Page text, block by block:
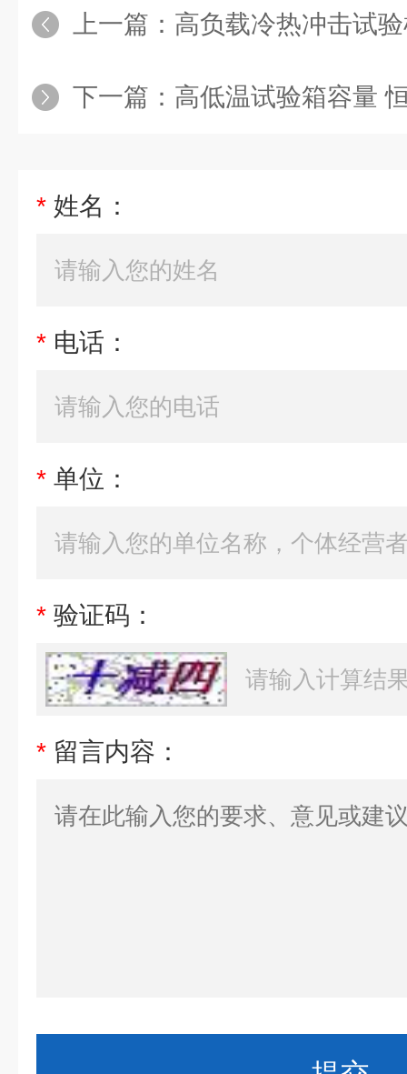
上一篇： 高负载冷热冲击试
下一篇： 高低温试验箱容量
* 姓名：
* 电话：
* 单位：
* 验证码：
* 留言内容：